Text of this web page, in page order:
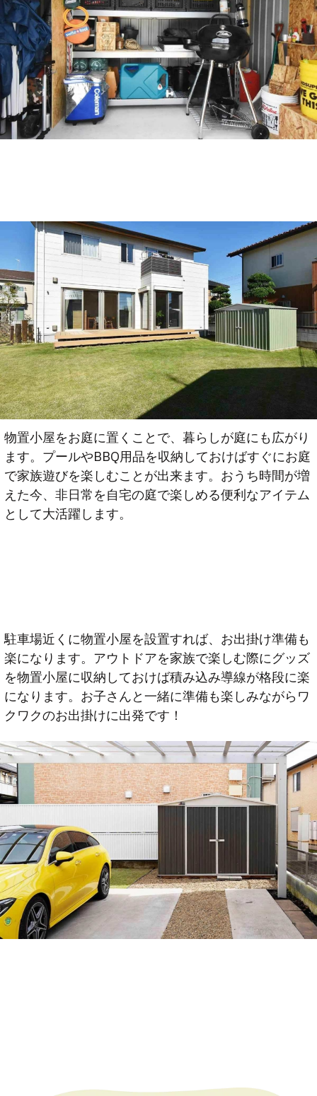
物置小屋をお庭に置くことで、暮らしが庭にも広がり
ます。プールやBBQ用品を収納しておけばすぐにお庭
で家族遊びを楽しむことが出来ます。おうち時間が増
えた今、非日常を自宅の庭で楽しめる便利なアイテム
として大活躍します。
駐車場近くに物置小屋を設置すれば、お出掛け準備も
楽になります。アウトドアを家族で楽しむ際にグッズ
を物置小屋に収納しておけば積み込み導線が格段に楽
になります。お子さんと一緒に準備も楽しみながらワ
クワクのお出掛けに出発です！